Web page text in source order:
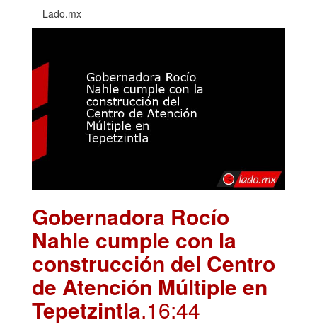
Lado.mx
Gobernadora Rocío
Nahle cumple con la
construcción del Centro
de Atención Múltiple en
Tepetzintla.16:44